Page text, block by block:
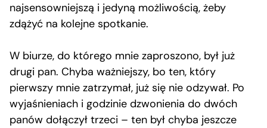
najsensowniejszą i jedyną możliwością, żeby
zdążyć na kolejne spotkanie.
W biurze, do którego mnie zaproszono, był już
drugi pan. Chyba ważniejszy, bo ten, który
pierwszy mnie zatrzymał, już się nie odzywał. Po
wyjaśnieniach i godzinie dzwonienia do dwóch
panów dołączył trzeci – ten był chyba jeszcze